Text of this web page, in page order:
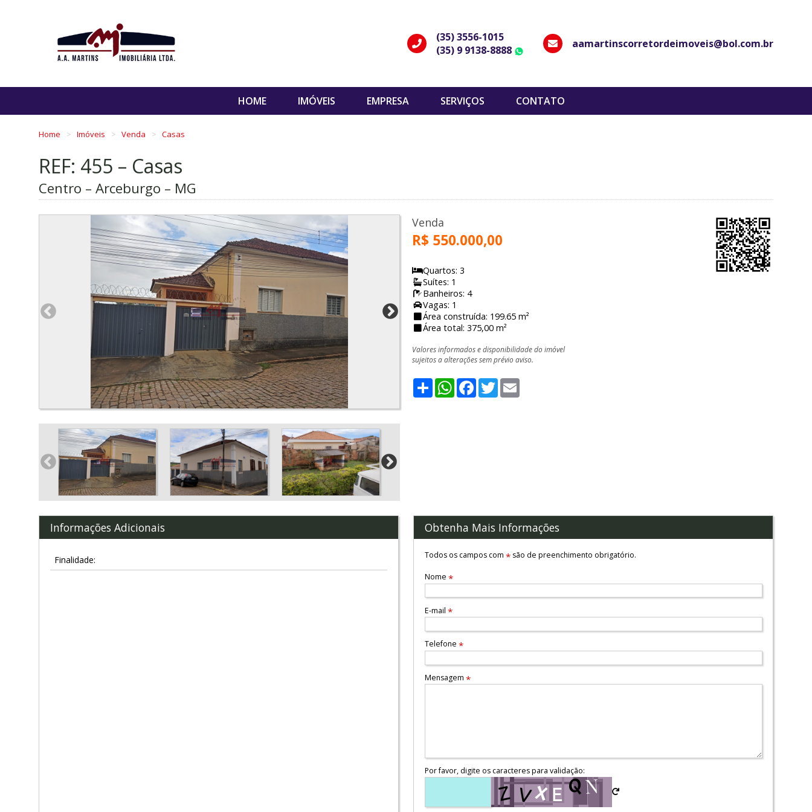
(35) 3556-1015
(35) 9 9138-8888
WhatsApp
aamartinscorretordeimoveis@bol.com.br
HOME IMÓVEIS EMPRESA SERVIÇOS CONTATO
Home Imóveis Venda Casas
REF: 455 – Casas
Centro – Arceburgo – MG
Venda
R$ 550.000,00
Quartos: 3
Suítes: 1
Banheiros: 4
Vagas: 1
Área construída: 199.65 m²
Área total: 375,00 m²
Valores informados e disponibilidade do imóvel
sujeitos a alterações sem prévio aviso.
ShareWhatsApp
Facebook
Twitter
Informações Adicionais
Finalidade:
Obtenha Mais Informações
Todos os campos com *são de preenchimento obrigatório.
Nome *
E-mail *
Telefone *
Mensagem *
Por favor, digite os caracteres para validação: